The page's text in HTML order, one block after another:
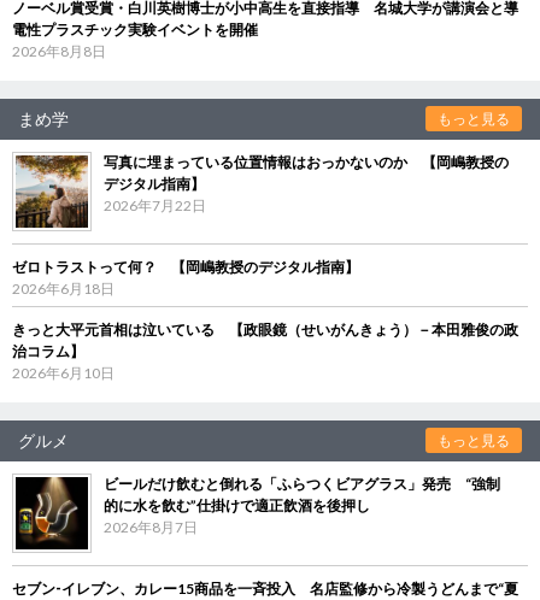
ノーベル賞受賞・白川英樹博士が小中高生を直接指導 名城大学が講演会と導
電性プラスチック実験イベントを開催
2026年8月8日
まめ学 もっと見る
写真に埋まっている位置情報はおっかないのか 【岡嶋教授の
デジタル指南】
2026年7月22日
ゼロトラストって何？ 【岡嶋教授のデジタル指南】
2026年6月18日
きっと大平元首相は泣いている 【政眼鏡（せいがんきょう）－本田雅俊の政
治コラム】
2026年6月10日
グルメ もっと見る
ビールだけ飲むと倒れる「ふらつくビアグラス」発売 “強制
的に水を飲む”仕掛けで適正飲酒を後押し
2026年8月7日
セブン‐イレブン、カレー15商品を一斉投入 名店監修から冷製うどんまで“夏